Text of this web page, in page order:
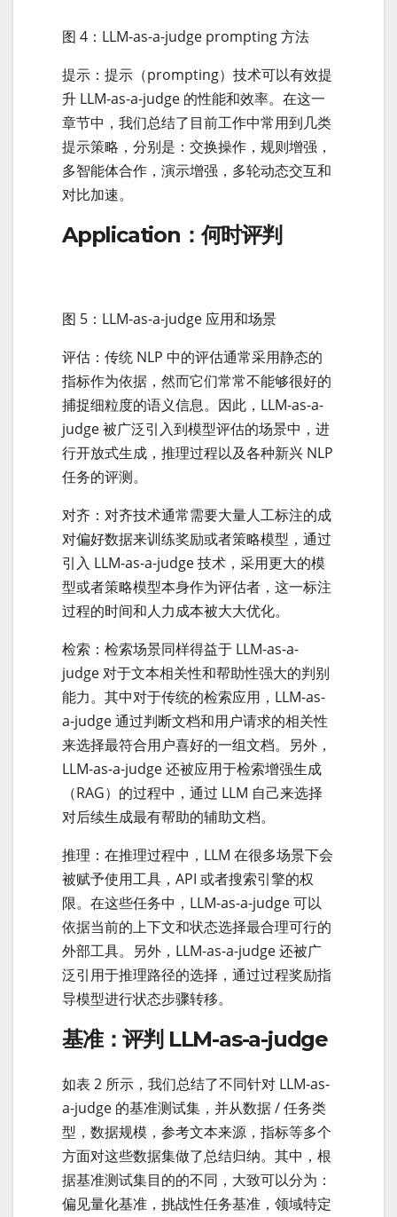
图 4：LLM-as-a-judge prompting 方法
提示：提示（prompting）技术可以有效提
升 LLM-as-a-judge 的性能和效率。在这一
章节中，我们总结了目前工作中常用到几类
提示策略，分别是：交换操作，规则增强，
多智能体合作，演示增强，多轮动态交互和
对比加速。
Application：何时评判
图 5：LLM-as-a-judge 应用和场景
评估：传统 NLP 中的评估通常采用静态的
指标作为依据，然而它们常常不能够很好的
捕捉细粒度的语义信息。因此，LLM-as-a-
judge 被广泛引入到模型评估的场景中，进
行开放式生成，推理过程以及各种新兴 NLP
任务的评测。
对齐：对齐技术通常需要大量人工标注的成
对偏好数据来训练奖励或者策略模型，通过
引入 LLM-as-a-judge 技术，采用更大的模
型或者策略模型本身作为评估者，这一标注
过程的时间和人力成本被大大优化。
检索：检索场景同样得益于 LLM-as-a-
judge 对于文本相关性和帮助性强大的判别
能力。其中对于传统的检索应用，LLM-as-
a-judge 通过判断文档和用户请求的相关性
来选择最符合用户喜好的一组文档。另外，
LLM-as-a-judge 还被应用于检索增强生成
（RAG）的过程中，通过 LLM 自己来选择
对后续生成最有帮助的辅助文档。
推理：在推理过程中，LLM 在很多场景下会
被赋予使用工具，API 或者搜索引擎的权
限。在这些任务中，LLM-as-a-judge 可以
依据当前的上下文和状态选择最合理可行的
外部工具。另外，LLM-as-a-judge 还被广
泛引用于推理路径的选择，通过过程奖励指
导模型进行状态步骤转移。
基准：评判 LLM-as-a-judge
如表 2 所示，我们总结了不同针对 LLM-as-
a-judge 的基准测试集，并从数据 / 任务类
型，数据规模，参考文本来源，指标等多个
方面对这些数据集做了总结归纳。其中，根
据基准测试集目的的不同，大致可以分为：
偏见量化基准，挑战性任务基准，领域特定